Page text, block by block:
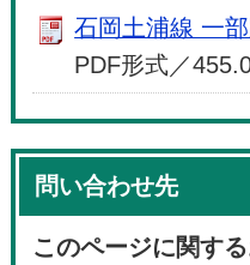
石岡土浦線 一
PDF形式／
問い合わせ先
このページに関す